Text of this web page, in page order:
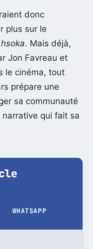
donc
plus sur le
. Mais déjà,
Jon Favreau et
le cinéma, tout
prépare une
sa communauté
qui fait sa
WHATSAPP